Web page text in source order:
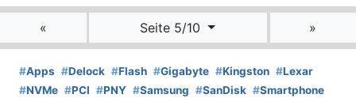
« Seite 5/10 »
#Apps #Delock #Flash #Gigabyte #Kingston #Lexar
#NVMe #PCI #PNY #Samsung #SanDisk #Smartphone